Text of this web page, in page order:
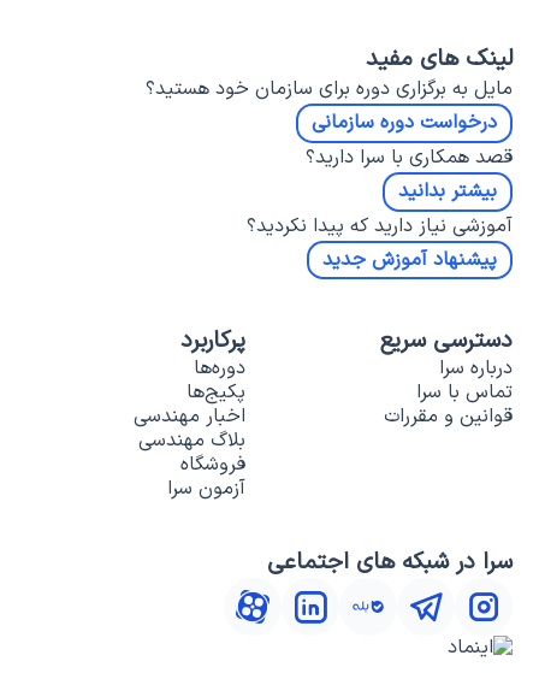
لینک های مفید
مایل به برگزاری دوره برای سازمان خود هستید؟
درخواست دوره سازمانی
قصد همکاری با سرا دارید؟
بیشتر بدانید
آموزشی نیاز دارید که پیدا نکردید؟
پیشنهاد آموزش جدید
دسترسی سریع
درباره سرا
تماس با سرا
قوانین و مقررات
پرکاربرد
دوره‌ها
پکیج‌ها
اخبار مهندسی
بلاگ مهندسی
فروشگاه
آزمون سرا
سرا در شبکه های اجتماعی